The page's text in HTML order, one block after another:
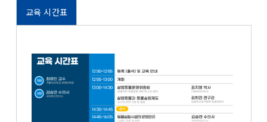
교육 시간표